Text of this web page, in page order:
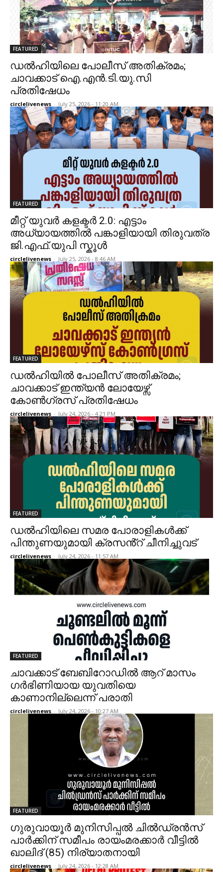
FEATURED
ഡൽഹിയിലെ പോലീസ് അതിക്രമം;
ചാവക്കാട് ഐ.എൻ.ടി.യു.സി
പ്രതിഷേധം
circlelivenews - July 25, 2026 - 11:20 AM
FEATURED
മീറ്റ് യുവർ കളക്ടർ 2.0: എട്ടാം
അധ്യായത്തിൽ പങ്കാളിയായി തിരുവത്ര
ജി.എഫ്.യുപി സ്കൂൾ
circlelivenews - July 25, 2026 - 8:46 AM
FEATURED
ഡൽഹിയിൽ പോലീസ് അതിക്രമം;
ചാവക്കാട് ഇന്ത്യൻ ലോയേഴ്സ്
കോൺഗ്രസ് പ്രതിഷേധം
circlelivenews - July 24, 2026 - 4:21 PM
FEATURED
ഡൽഹിയിലെ സമര പോരാളികൾക്ക്
പിന്തുണയുമായി ക്രസൻ്റ് ചീനിച്ചുവട്
circlelivenews - July 24, 2026 - 11:57 AM
FEATURED
ചാവക്കാട് ബേബിറോഡിൽ ആറ് മാസം
ഗർഭിണിയായ യുവതിയെ
കാണാനില്ലെന്ന് പരാതി
circlelivenews - July 24, 2026 - 10:27 AM
FEATURED
ഗുരുവായൂർ മുനിസിപ്പൽ ചിൽഡ്രൻസ്
പാർക്കിന് സമീപം രായംമരക്കാർ വീട്ടിൽ
ഖാലിദ് (85) നിര്യാതനായി
circlelivenews - July 24, 2026 - 12:28 AM